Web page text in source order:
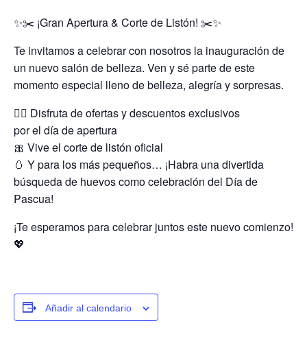
✨✂️ ¡Gran Apertura & Corte de Listón! ✂️✨
Te invitamos a celebrar con nosotros la inauguración de
un nuevo salón de belleza. Ven y sé parte de este
momento especial lleno de belleza, alegría y sorpresas.
💇‍♀️ Disfruta de ofertas y descuentos exclusivos
por el día de apertura
🎀 Vive el corte de listón oficial
🥚 Y para los más pequeños… ¡Habra una divertida
búsqueda de huevos como celebración del Día de
Pascua!
¡Te esperamos para celebrar juntos este nuevo comienzo!
💖
Añadir al calendario